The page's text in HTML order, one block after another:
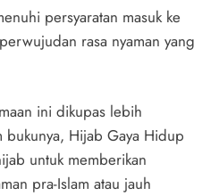
persyaratan masuk ke
rasa nyaman yang
ini dikupas lebih
bukunya, Hijab Gaya Hidup
untuk memberikan
pra-Islam atau jauh